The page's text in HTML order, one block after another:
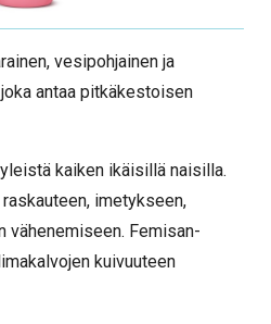
vesipohjainen ja
antaa pitkäkestoisen
kaiken ikäisillä naisilla.
imetykseen,
vähenemiseen. Femisan-
kuivuuteen